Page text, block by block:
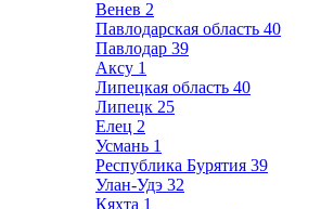
Венев 2
Павлодарская область 40
Павлодар 39
Аксу 1
Липецкая область 40
Липецк 25
Елец 2
Усмань 1
Республика Бурятия 39
Улан-Удэ 32
Кяхта 1